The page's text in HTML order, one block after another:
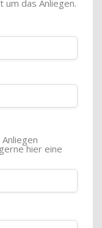
um das Anliegen.
hier eine